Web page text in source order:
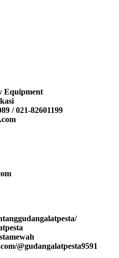
Equipment
/ 021-82601199
@gudangalatpesta9591